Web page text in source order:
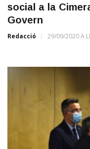
social a la
Govern
Redacció 29/09/2020 A